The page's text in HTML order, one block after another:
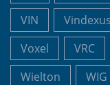
VIN
Vindexus
Voxel
VRC
Wielton
WIG